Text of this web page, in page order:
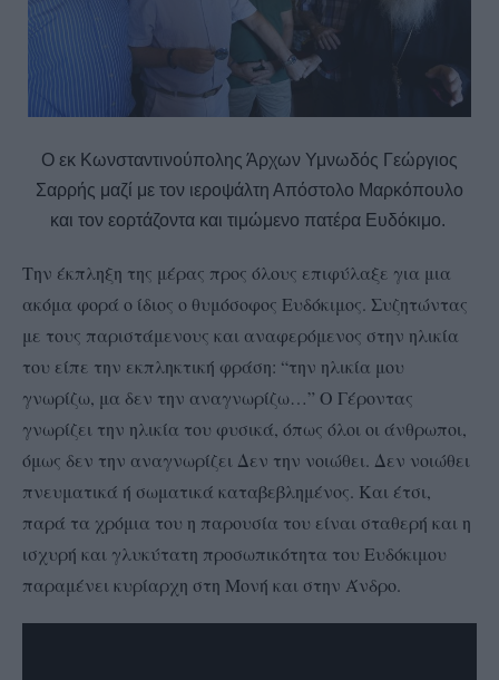
Ο εκ Κωνσταντινούπολης Άρχων Υμνωδός Γεώργιος
Σαρρής μαζί με τον ιεροψάλτη Απόστολο Μαρκόπουλο
και τον εορτάζοντα και τιμώμενο πατέρα Ευδόκιμο.
Την έκπληξη της μέρας προς όλους επιφύλαξε για μια
ακόμα φορά ο ίδιος ο θυμόσοφος Ευδόκιμος. Συζητώντας
με τους παριστάμενους και αναφερόμενος στην ηλικία
του είπε την εκπληκτική φράση: “την ηλικία μου
γνωρίζω, μα δεν την αναγνωρίζω…” Ο Γέροντας
γνωρίζει την ηλικία του φυσικά, όπως όλοι οι άνθρωποι,
όμως δεν την αναγνωρίζει Δεν την νοιώθει. Δεν νοιώθει
πνευματικά ή σωματικά καταβεβλημένος. Και έτσι,
παρά τα χρόμια του η παρουσία του είναι σταθερή και η
ισχυρή και γλυκύτατη προσωπικότητα του Ευδόκιμου
παραμένει κυρίαρχη στη Μονή και στην Άνδρο.